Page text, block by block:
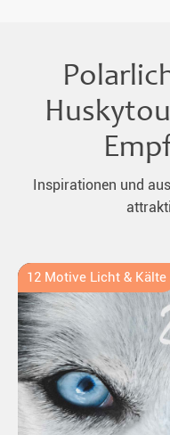
Inspirationen und
12 Motive Licht & Kälte